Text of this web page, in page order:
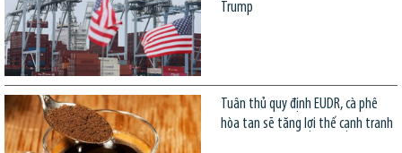
Trump
Tuân thủ quy định EUDR, cà phê
hòa tan sẽ tăng lợi thế cạnh tranh